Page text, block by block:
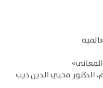
الدكتور محيي الدين ديب